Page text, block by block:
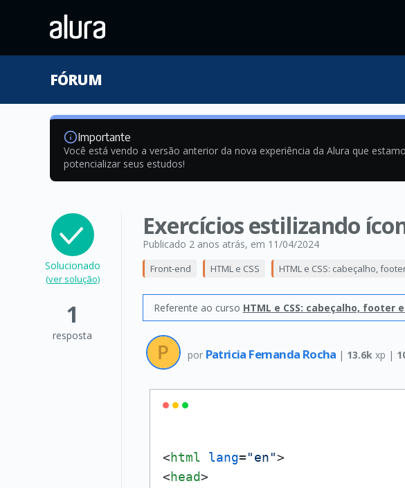
FÓRUM
Importante
Você está vendo a versão anterior da nova experiência da Alura que
potencializar seus estudos!
Solucionado
(ver solução)
1
resposta
Exercícios estilizando
Publicado 2 anos atrás, em 11/04/2024
Front-end HTML e CSS HTML e CSS: cabeçalho,
Referente ao curso HTML e CSS: cabeçalho, footer
por Patricia Fernanda Rocha | 13.6k xp |
<html lang="en">
<head>